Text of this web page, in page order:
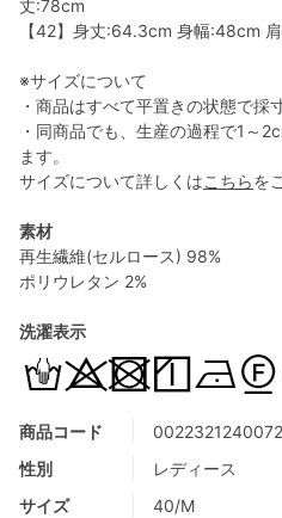
商品コード
0022321240072
性別
レディース
サイズ
40/M
丈:78cm
【42】身丈:64.3cm 身幅:48cm
※サイズについて
・商品はすべて平置きの状態で採
・同商品でも、生産の過程で1～
ます。
サイズについて詳しくはこちらを
素材
再生繊維(セルロース) 98%
ポリウレタン 2%
洗濯表示